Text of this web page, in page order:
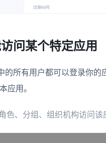
问某个特定应用
的所有用户都可以登录你的
应用。
色、分组、组织机构访问该